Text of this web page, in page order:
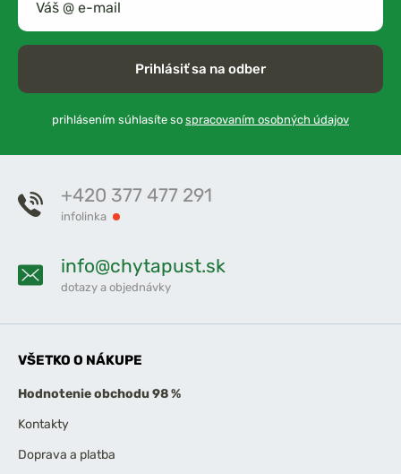
Prihlásiť sa na odber
prihlásením súhlasíte so spracovaním osobných údajov
+420 377 477 291
infolinka
info@chytapust.sk
dotazy a objednávky
VŠETKO O NÁKUPE
Hodnotenie obchodu 98 %
Kontakty
Doprava a platba